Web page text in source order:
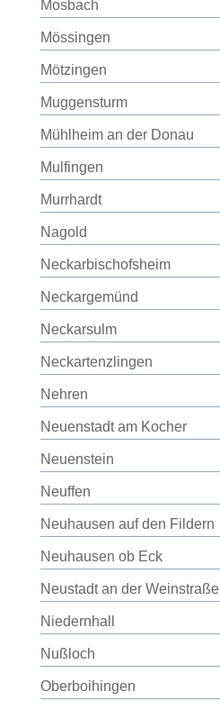
Mosbach
Mössingen
Mötzingen
Muggensturm
Mühlheim an der Donau
Mulfingen
Murrhardt
Nagold
Neckarbischofsheim
Neckargemünd
Neckarsulm
Neckartenzlingen
Nehren
Neuenstadt am Kocher
Neuenstein
Neuffen
Neuhausen auf den Fildern
Neuhausen ob Eck
Neustadt an der Weinstraße
Niedernhall
Nußloch
Oberboihingen